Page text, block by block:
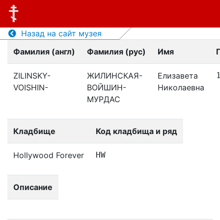
Назад на сайт музея
Фамилия (англ)
Фамилия (рус) Имя
ZILINSKY-
VOISHIN-
ЖИЛИНСКАЯ-
ВОЙШИН-
МУРДАС
Елизавета
Николаевна
Кладбище Код кладбища и ряд
Hollywood Forever HW
Описание